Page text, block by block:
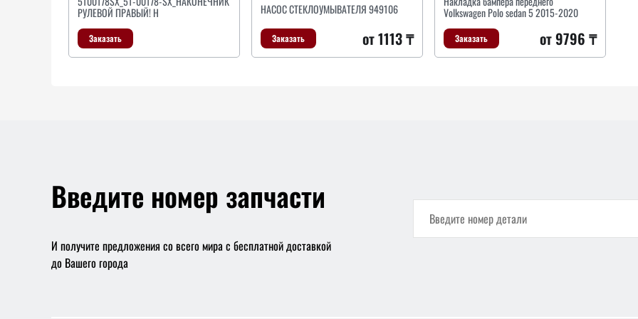
РУЛЕВОЙ ПРАВЫЙ! H
Заказать
НАСОС СТЕКЛОУМЫВАТЕЛЯ 949106
Заказать от 1113 ₸
Volkswagen Polo sedan 5 2015-2020
Заказать от 9796 ₸
Введите номер запчасти
И получите предложения со всего мира с бесплатной доставкой
до Вашего города